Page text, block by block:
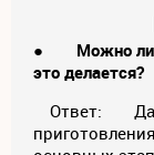
● Можно ли
это делается?
Ответ: Да,